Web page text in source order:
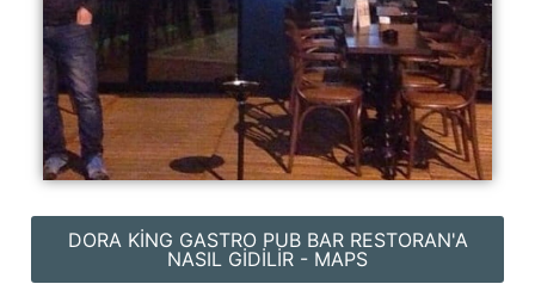
DORA KING GASTRO PUB BAR RESTORAN'A
NASIL GIDILIR - MAPS